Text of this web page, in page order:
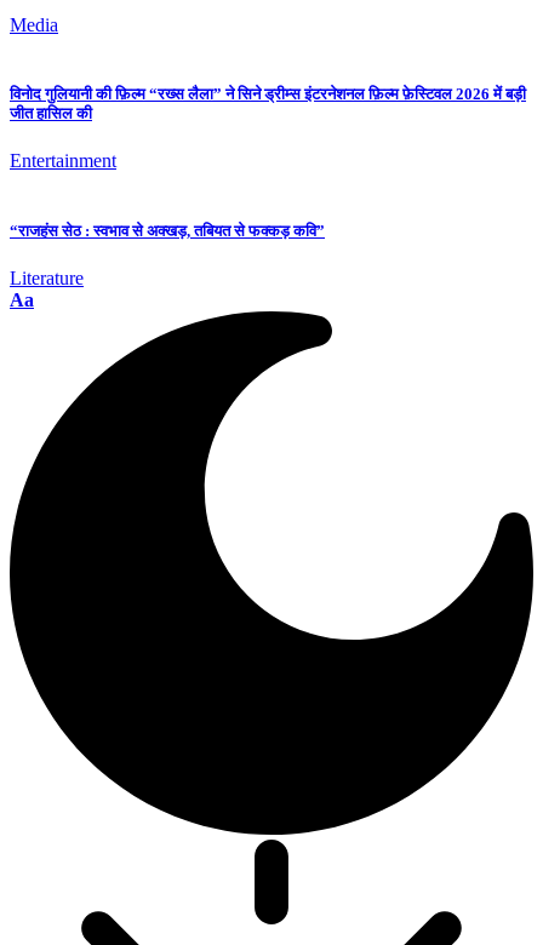
Media
विनोद गुलियानी की फ़िल्म “रख्स लैला” ने सिने ड्रीम्स इंटरनेशनल फ़िल्म फ़ेस्टिवल 2026 में बड़ी
जीत हासिल की
Entertainment
“राजहंस सेठ : स्वभाव से अक्खड़, तबियत से फक्कड़ कवि”
Literature
Aa